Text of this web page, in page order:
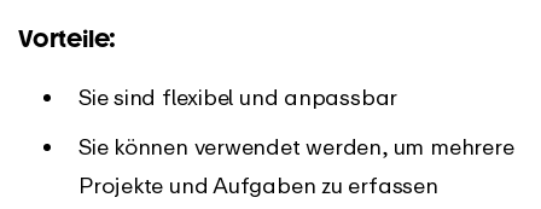
Vorteile:
Sie sind flexibel und anpassbar
Sie können verwendet werden, um mehrere
Projekte und Aufgaben zu erfassen